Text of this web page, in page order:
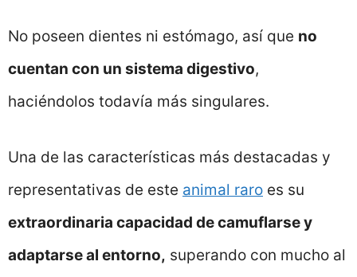
No poseen dientes ni estómago, así que no
cuentan con un sistema digestivo,
haciéndolos todavía más singulares.
Una de las características más destacadas y
representativas de este animal raro es su
extraordinaria capacidad de camuflarse y
adaptarse al entorno, superando con mucho al